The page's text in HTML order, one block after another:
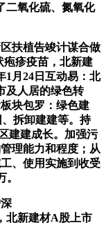
二氧化硫、氮氧化
扶植告竣计谋合做
疱疹疫苗，北新建
1月24日互动易：北
及人居的绿色转
块包罗：绿色建
拆卸建建等。持
建建成长。加强污
理能力和程度；从
、使用实施到收受
北新建材A股上市